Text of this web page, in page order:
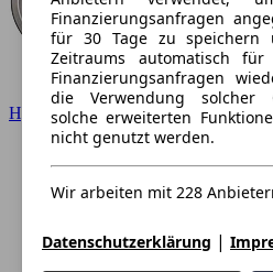
Hyundai
Finanzierungsanfragen
für 30 Tage zu speichern
Zeitraums automatisch
Finanzierungsanfragen
die Verwendung solcher
solche erweiterten
nicht genutzt werden.
Wir arbeiten mit 228
Datenschutzerklärung |